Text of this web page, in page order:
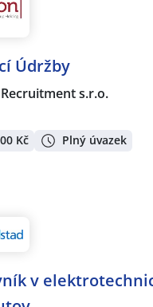
Údržby
s.r.o.
Kč Plný úvazek
v